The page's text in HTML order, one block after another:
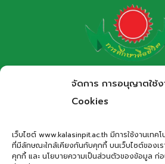
จัดการ การอนุญาตใช้ง
Cookies
เว็บไซต์ www.kalasinpit.ac.th มีการใช้งานเทค
ที่มีลักษณะใกล้เคียงกันกับคุกกี้ บนเว็บไซต์ของเร
คุกกี้ และ นโยบายความเป็นส่วนตัวของข้อมูล ก่
โรงเรียนกาฬสินธุ์พิทยาสรรพ์
สำนักงานเขตพื้นที่การศึกษามัธยมศึกษา
ที่อยู่: เลขที่ 66 ถนนอรรถเปศล ตำบล